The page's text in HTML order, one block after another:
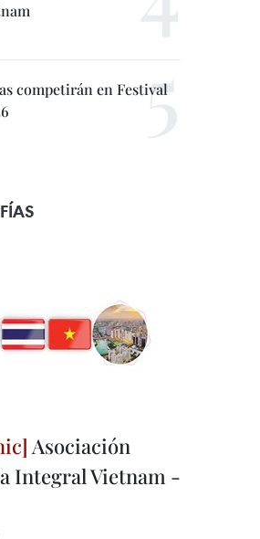
competirán en Festival
Asociación
Integral Vietnam -